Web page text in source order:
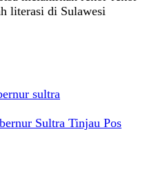
literasi di Sulawesi
sultra
Sultra Tinjau Pos